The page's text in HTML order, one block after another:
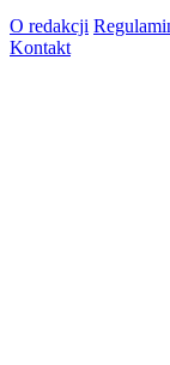
O redakcji
Kontakt